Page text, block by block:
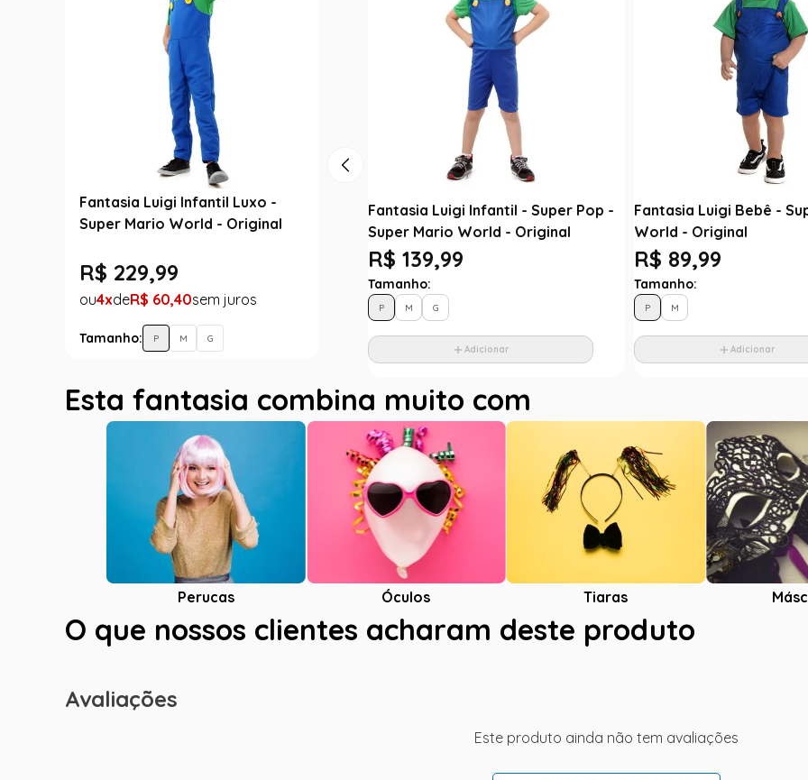
Fantasia Luigi Infantil Luxo -
Super Mario World - Original
R$ 229,99
4 R$ 60,40
Tamanho: P M G
Fantasia Luigi Infantil - Super Pop -
Super Mario World - Original
R$ 139,99
Tamanho:
P M G
Adicionar
Fantasia Luigi Bebê -
World - Original
R$ 89,99
Tamanho:
P M
Adicionar
Esta fantasia combina muito com
Perucas Óculos Tiaras
O que nossos clientes acharam deste produto
Avaliações
Este produto ainda não tem avaliações